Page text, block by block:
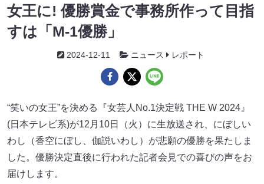
女王に! 優勝賞金で事務所作って目指
すは「M-1優勝」
2024-12-11 ニュース レポート
“笑いの女王”を決める『女芸人No.1決定戦 THE W 2024』
(日本テレビ系)が12月10日（火）に生放送され、にぼしい
わし（香空にぼし、伽説いわし）が悲願の優勝を果たしま
した。優勝決定直後に行われた記者会見での喜びの声をお
届けします。